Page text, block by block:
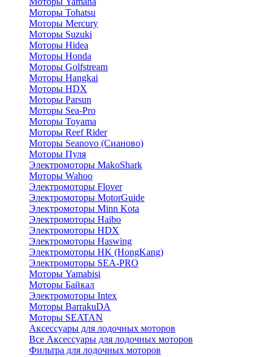
Моторы Tohatsu
Моторы Mercury
Моторы Suzuki
Моторы Hidea
Моторы Honda
Моторы Golfstream
Моторы Hangkai
Моторы HDX
Моторы Parsun
Моторы Sea-Pro
Моторы Toyama
Моторы Reef Rider
Моторы Seanovo (Сианово)
Моторы Пуля
Электромоторы MakoShark
Моторы Wahoo
Электромоторы Flover
Электромоторы MotorGuide
Электромоторы Minn Kota
Электромоторы Haibo
Электромоторы HDX
Электромоторы Haswing
Электромоторы HK (HongKang)
Электромоторы SEA-PRO
Моторы Yamabisi
Моторы Байкал
Электромоторы Intex
Моторы BarrakuDA
Моторы SEATAN
Аксессуары для лодочных моторов
Все Аксессуары для лодочных моторов
Фильтра для лодочных моторов